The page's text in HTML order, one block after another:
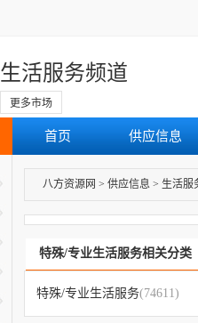
生活服务频道
更多市场
首页 供应信息
八方资源网 > 供应信息 > 生活服
特殊/专业生活服务相关分类
特殊/专业生活服务(74611)